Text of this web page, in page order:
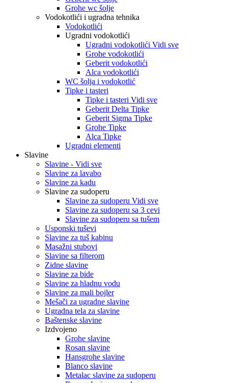
Grohe wc šolje
Vodokotlići i ugradna tehnika
Vodokotlići
Ugradni vodokotlići
Ugradni vodokotlići Vidi sve
Grohe vodokotlići
Geberit vodokotlići
Alca vodokotlići
WC šolja i vodokotlić
Tipke i tasteri
Tipke i tasteri Vidi sve
Geberit Delta Tipke
Geberit Sigma Tipke
Grohe Tipke
Alca Tipke
Ugradni elementi
Slavine
Slavine - Vidi sve
Slavine za lavabo
Slavine za kadu
Slavine za sudoperu
Slavine za sudoperu Vidi sve
Slavine za sudoperu sa 3 cevi
Slavine za sudoperu sa tušem
Usponski tuševi
Slavine za tuš kabinu
Masažni stubovi
Slavine sa filterom
Zidne slavine
Slavine za bide
Slavine za hladnu vodu
Slavine za mali bojler
Mešači za ugradne slavine
Ugradna tela za slavine
Baštenske slavine
Izdvojeno
Grohe slavine
Rosan slavine
Hansgrohe slavine
Blanco slavine
Metalac slavine za sudoperu